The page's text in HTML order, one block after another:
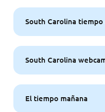
South Carolina
South Carolina
El tiempo mañana